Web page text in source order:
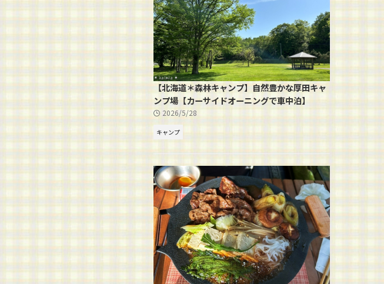
【北海道＊森林キャンプ】自然豊かな厚田キャ
ンプ場【カーサイドオーニングで車中泊】
2026/5/28
キャンプ